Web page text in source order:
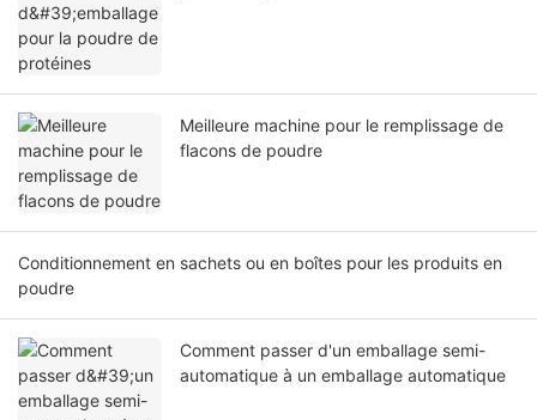
Meilleure machine pour le remplissage de
flacons de poudre
Conditionnement en sachets ou en boîtes pour les produits en
poudre
Comment passer d'un emballage semi-
automatique à un emballage automatique